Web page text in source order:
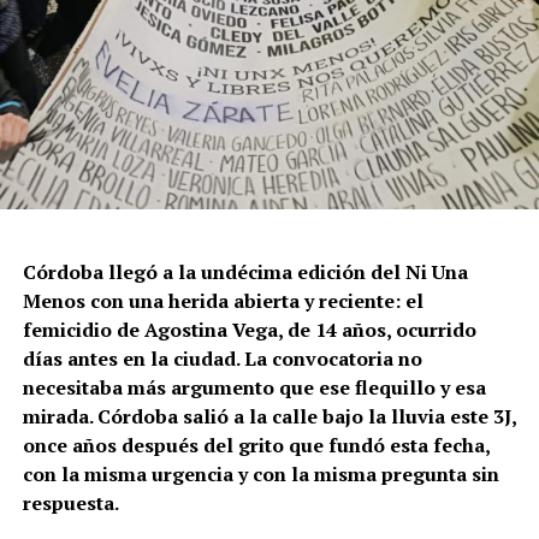
Córdoba llegó a la undécima edición del Ni Una
Menos con una herida abierta y reciente: el
femicidio de Agostina Vega, de 14 años, ocurrido
días antes en la ciudad. La convocatoria no
necesitaba más argumento que ese flequillo y esa
mirada. Córdoba salió a la calle bajo la lluvia este 3J,
once años después del grito que fundó esta fecha,
con la misma urgencia y con la misma pregunta sin
respuesta.